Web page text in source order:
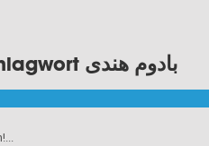
Artikel mit Schlagwort بادوم هندی